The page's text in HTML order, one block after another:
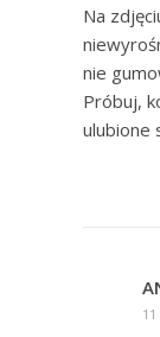
Na
nie
Próbuj,
ulubione